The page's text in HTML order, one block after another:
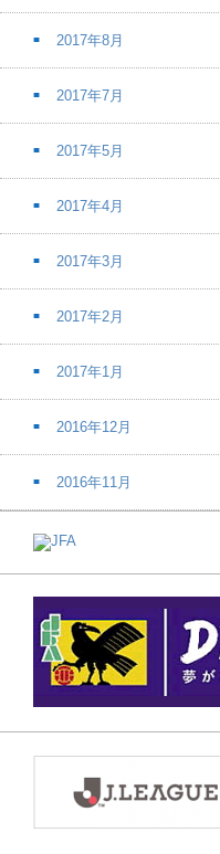
2017年8月
2017年7月
2017年5月
2017年4月
2017年3月
2017年2月
2017年1月
2016年12月
2016年11月